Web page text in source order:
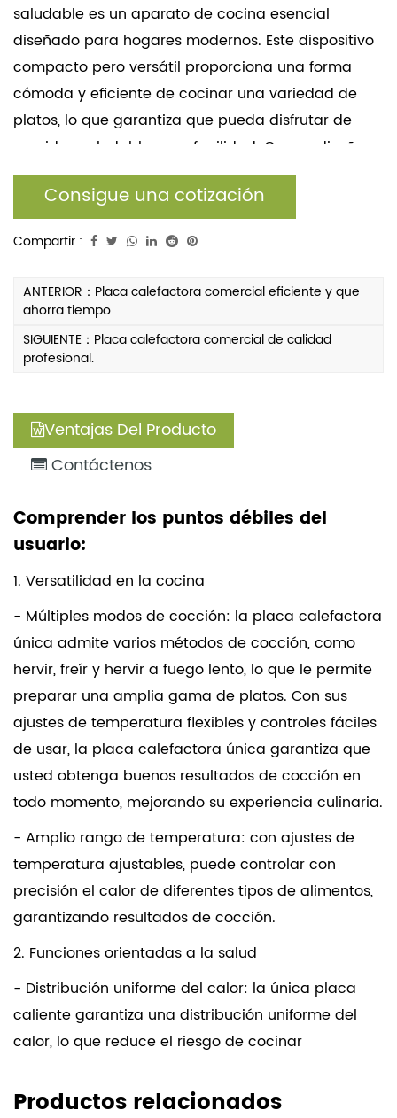
saludable es un aparato de cocina esencial
diseñado para hogares modernos. Este dispositivo
compacto pero versátil proporciona una forma
cómoda y eficiente de cocinar una variedad de
platos, lo que garantiza que pueda disfrutar de
comidas saludables con facilidad. Con su diseño
elegante y características fáciles de usar, la placa
eléctrica única es un complemento para cualquier
hogar.
Consigue una cotización
Compartir :
ANTERIOR：Placa calefactora comercial eficiente y que
ahorra tiempo
SIGUIENTE：Placa calefactora comercial de calidad
profesional.
Ventajas Del Producto
Contáctenos
Comprender los puntos débiles del
usuario:
1. Versatilidad en la cocina
- Múltiples modos de cocción: la placa calefactora
única admite varios métodos de cocción, como
hervir, freír y hervir a fuego lento, lo que le permite
preparar una amplia gama de platos. Con sus
ajustes de temperatura flexibles y controles fáciles
de usar, la placa calefactora única garantiza que
usted obtenga buenos resultados de cocción en
todo momento, mejorando su experiencia culinaria.
- Amplio rango de temperatura: con ajustes de
temperatura ajustables, puede controlar con
precisión el calor de diferentes tipos de alimentos,
garantizando resultados de cocción.
2. Funciones orientadas a la salud
- Distribución uniforme del calor: la única placa
caliente garantiza una distribución uniforme del
calor, lo que reduce el riesgo de cocinar
así los nutrientes. Además, esta característica
Productos relacionados